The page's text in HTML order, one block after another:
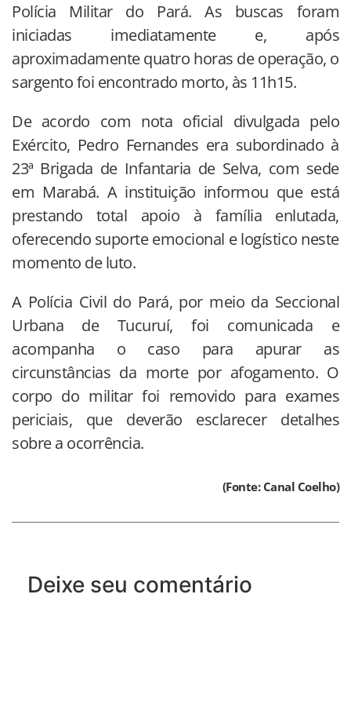
Polícia Militar do Pará. As buscas foram
iniciadas imediatamente e, após
aproximadamente quatro horas de operação, o
sargento foi encontrado morto, às 11h15.
De acordo com nota oficial divulgada pelo
Exército, Pedro Fernandes era subordinado à
23ª Brigada de Infantaria de Selva, com sede
em Marabá. A instituição informou que está
prestando total apoio à família enlutada,
oferecendo suporte emocional e logístico neste
momento de luto.
A Polícia Civil do Pará, por meio da Seccional
Urbana de Tucuruí, foi comunicada e
acompanha o caso para apurar as
circunstâncias da morte por afogamento. O
corpo do militar foi removido para exames
periciais, que deverão esclarecer detalhes
sobre a ocorrência.
(Fonte: Canal Coelho)
Deixe seu comentário